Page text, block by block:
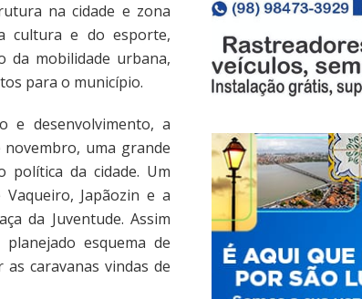
na cidade e zona
cultura e do esporte,
da mobilidade urbana,
para o município.
e desenvolvimento, a
uma grande
política da cidade. Um
Japãozin e a
da Juventude. Assim
esquema de
caravanas vindas de